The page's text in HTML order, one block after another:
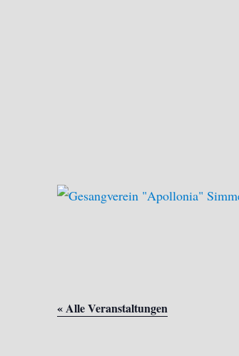
« Alle Veranstaltungen